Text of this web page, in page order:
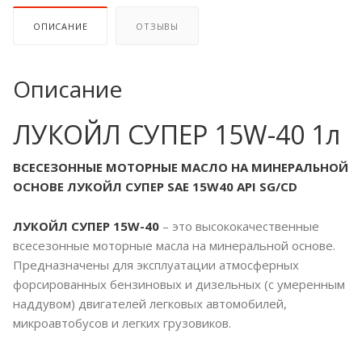
ОПИСАНИЕ ОТЗЫВЫ
Описание
ЛУКОЙЛ СУПЕР 15W-40 1л
ВСЕСЕЗОННЫЕ МОТОРНЫЕ МАСЛО НА МИНЕРАЛЬНОЙ
ОСНОВЕ ЛУКОЙЛ СУПЕР SAE 15W40 API SG/CD
ЛУКОЙЛ СУПЕР 15W-40 – это высококачественные
всесезонные моторные масла на минеральной основе.
Предназначены для эксплуатации атмосферных
форсированных бензиновых и дизельных (с умеренным
наддувом) двигателей легковых автомобилей,
микроавтобусов и легких грузовиков.